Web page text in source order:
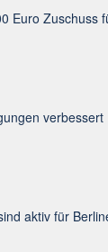
Euro Zu­schuss
ver­bessert
aktiv für